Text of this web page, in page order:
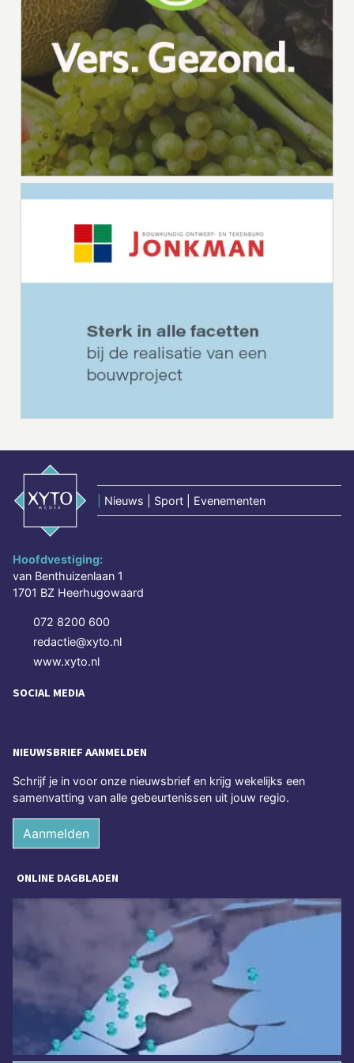
Nieuws | Sport | Evenementen
Hoofdvestiging:
van Benthuizenlaan 1
1701 BZ Heerhugowaard
072 8200 600
redactie@xyto.nl
www.xyto.nl
SOCIAL MEDIA
NIEUWSBRIEF AANMELDEN
Schrijf je in voor onze nieuwsbrief en krijg wekelijks een
samenvatting van alle gebeurtenissen uit jouw regio.
Aanmelden
ONLINE DAGBLADEN